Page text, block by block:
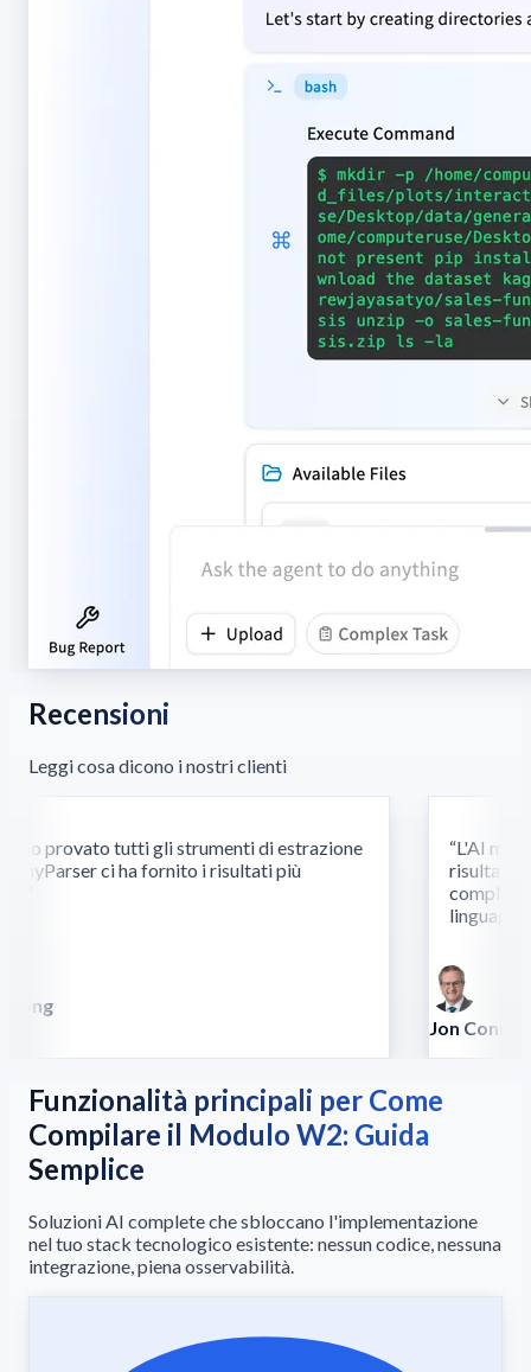
Recensioni
Leggi cosa dicono i nostri clienti
provato tutti gli strumenti di estrazione
ci ha fornito i risultati più
L'AI
risultati
complessi
linguaggio.
Jon Conradt
Funzionalità principali per Come
Compilare il Modulo W2: Guida
Semplice
Soluzioni AI complete che sbloccano l'implementazione
nel tuo stack tecnologico esistente: nessun codice, nessuna
integrazione, piena osservabilità.